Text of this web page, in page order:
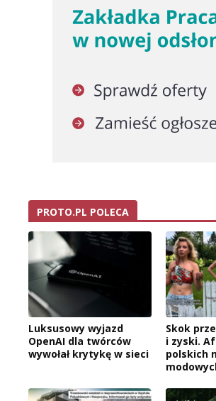
PROTO.PL POLECA
Luksusowy wyjazd
OpenAI dla twórców
wywołał krytykę w sieci
Skok
i zyski.
polskich